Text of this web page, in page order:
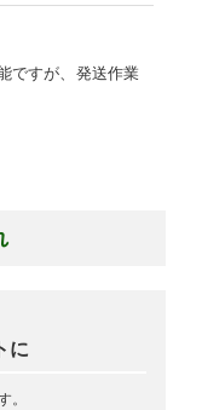
ですが、発送作業
に
。